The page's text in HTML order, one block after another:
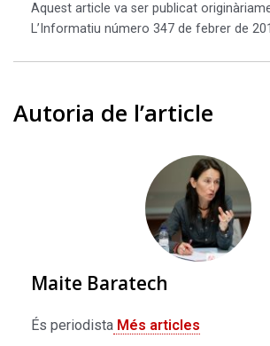
Aquest article va ser publicat
L’Informatiu número 347 de febrer de
Autoria de l’article
Maite Baratech
És periodista Més articles